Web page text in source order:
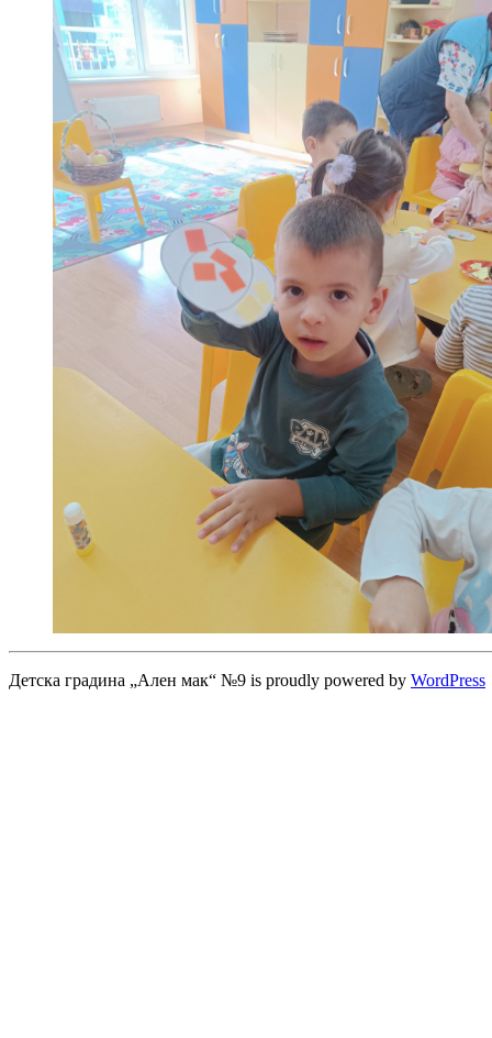
Детска градина „Ален мак“ №9 is proudly powered by WordPress